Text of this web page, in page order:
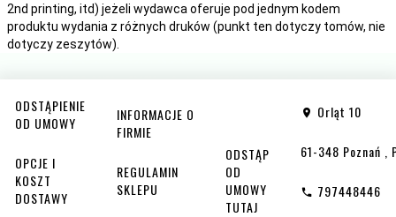
2nd printing, itd) jeżeli wydawca oferuje pod jednym kodem
produktu wydania z różnych druków (punkt ten dotyczy tomów, nie
dotyczy zeszytów).
ODSTĄPIENIE
OD UMOWY
OPCJE I
KOSZT
DOSTAWY
INFORMACJE O
FIRMIE
REGULAMIN
SKLEPU
ODSTĄP
OD
UMOWY
TUTAJ
Orląt 10
61-348 Poznań
797448446